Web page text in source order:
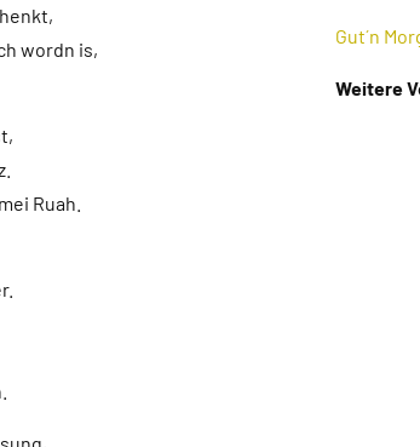
wordn is,
Ruah.
Gut´n
Weitere